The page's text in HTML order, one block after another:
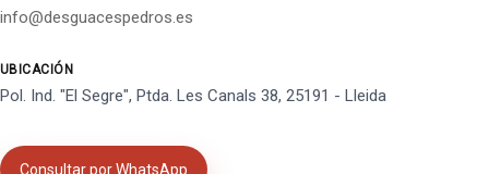
info@desguacespedros.es
UBICACIÓN
Pol. Ind. "El Segre", Ptda. Les Canals 38, 25191 - Lleida
Consultar por WhatsApp